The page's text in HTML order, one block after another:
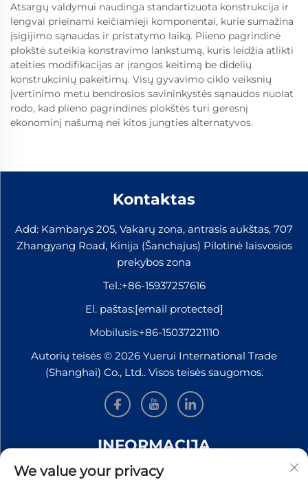
Atsargų valdymui naudinga standartizuota konstrukcija ir
lengvai prieinami keičiamieji komponentai, kurie sumažina
įsigijimo sąnaudas ir pristatymo laiką. Plieno pagrindinė
plokštė suteikia konstravimo lankstumą, kuris leidžia atlikti
ateities modifikacijas ar įrangos keitimą be didelių
konstrukcinių pakeitimų. Visų gyvavimo ciklo veiksnių
įvertinimo metu bendrosios savininkystės sąnaudos nuolat
rodo, kad plieno pagrindinės plokštės turi geresnį
ekonominį našumą nei kitos jungties alternatyvos.
Kontaktas
Add: Kambarys 205, Vakarų zona, antrasis aukštas, 707
Zhangyang Road, Kinija (Šanchajus) Pilotinė laisvosios
prekybos zona
Tel.:+86-15937257616
El. paštas:[email protected]
Mobilusis:+86-15037221110
Autorių teisės © 2026 Yuerui International Trade
(Shanghai) Co., Ltd.. Visos teisės saugomos.
INFORMACIJA
Užsiregistruokite, kad gautumėte mūsų savaitinį
We value your privacy